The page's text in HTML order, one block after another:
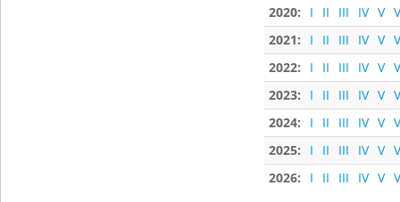
2020:
I II III IV V
2021:
I II III IV V
2022:
I II III IV V
2023:
I II III IV V
2024:
I II III IV V
2025:
I II III IV V
2026:
I II III IV V